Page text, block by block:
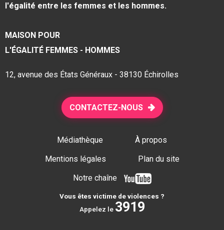
l'égalité entre les femmes et les hommes.
MAISON POUR
L'ÉGALITÉ FEMMES - HOMMES
12, avenue des États Généraux - 38130 Échirolles
CONTACTEZ-NOUS
Médiathèque
À propos
Mentions légales
Plan du site
Notre chaîne
Vous êtes victime de violences ?
Appelez le 3919